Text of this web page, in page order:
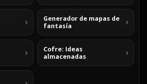
Generador de mapas de
fantasía
Cofre: Ideas
almacenadas